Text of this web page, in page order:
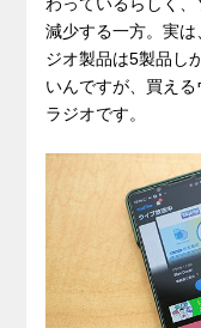
減少する一方。実
ジオ製品は5製品し
いんですが、買え
ラジオです。